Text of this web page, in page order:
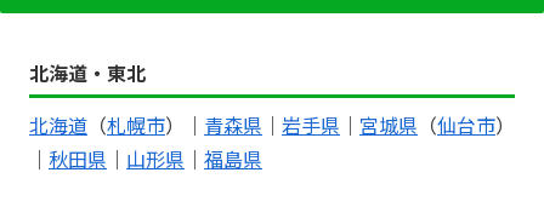
北海道・東北
北海道 （札幌市）｜ 青森県 ｜ 岩手県 ｜ 宮城県 （仙台市）
｜ 秋田県 ｜ 山形県 ｜ 福島県